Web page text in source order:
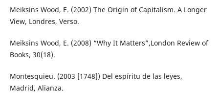
Meiksins Wood, E. (2002) The Origin of Capitalism. A Longer
View, Londres, Verso.
Meiksins Wood, E. (2008) “Why It Matters”,London Review of
Books, 30(18).
Montesquieu. (2003 [1748]) Del espíritu de las leyes,
Madrid, Alianza.